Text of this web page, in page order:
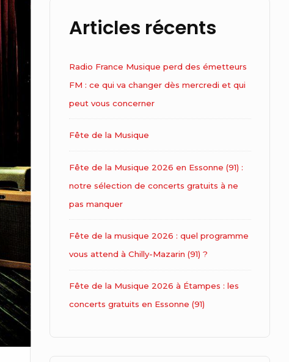
Articles récents
Radio France Musique perd des émetteurs
FM : ce qui va changer dès mercredi et qui
peut vous concerner
Fête de la Musique
Fête de la Musique 2026 en Essonne (91) :
notre sélection de concerts gratuits à ne
pas manquer
Fête de la musique 2026 : quel programme
vous attend à Chilly-Mazarin (91) ?
Fête de la Musique 2026 à Étampes : les
concerts gratuits en Essonne (91)